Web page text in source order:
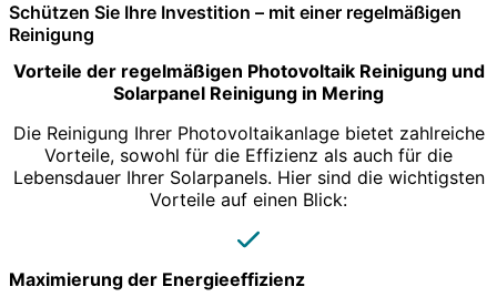
Schützen Sie Ihre Investition – mit einer regelmäßigen
Reinigung
Vorteile der regelmäßigen Photovoltaik Reinigung und
Solarpanel Reinigung in Mering
Die Reinigung Ihrer Photovoltaikanlage bietet zahlreiche
Vorteile, sowohl für die Effizienz als auch für die
Lebensdauer Ihrer Solarpanels. Hier sind die wichtigsten
Vorteile auf einen Blick:
Maximierung der Energieeffizienz